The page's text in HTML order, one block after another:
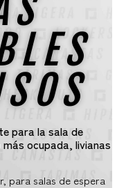
para la sala de
ocupada, livianas
para salas de espera